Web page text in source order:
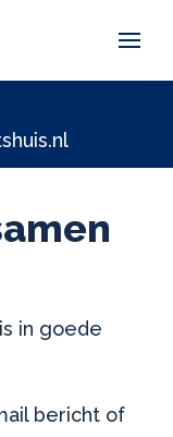
in goede
bericht of